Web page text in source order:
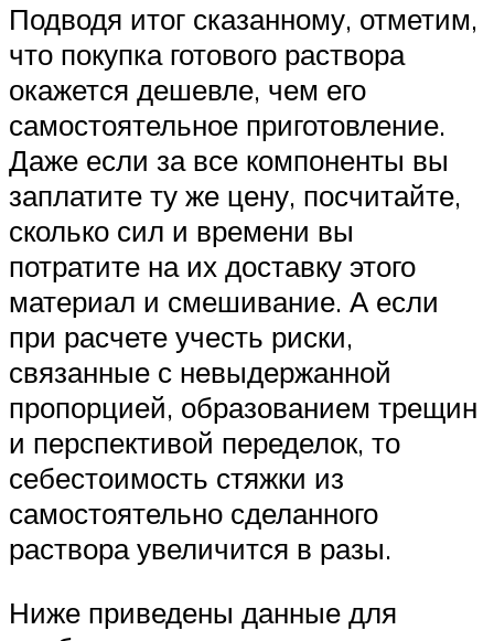
Подводя итог сказанному, отметим,
что покупка готового раствора
окажется дешевле, чем его
самостоятельное приготовление.
Даже если за все компоненты вы
заплатите ту же цену, посчитайте,
сколько сил и времени вы
потратите на их доставку этого
материал и смешивание. А если
при расчете учесть риски,
связанные с невыдержанной
пропорцией, образованием трещин
и перспективой переделок, то
себестоимость стяжки из
самостоятельно сделанного
раствора увеличится в разы.
Ниже приведены данные для